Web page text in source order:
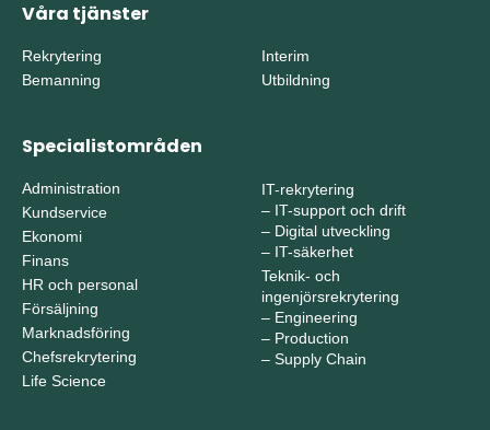
Våra tjänster
Rekrytering
Bemanning
Interim
Utbildning
Specialistområden
Administration
Kundservice
Ekonomi
Finans
HR och personal
Försäljning
Marknadsföring
Chefsrekrytering
Life Science
IT-rekrytering
– IT-support och drift
– Digital utveckling
– IT-säkerhet
Teknik- och
ingenjörsrekrytering
– Engineering
– Production
– Supply Chain